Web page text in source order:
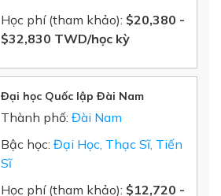
Học phí (tham khảo): $20,380 -
$32,830 TWD/học kỳ
Đại học Quốc lập Đài Nam
Thành phố: Đài Nam
Bậc học: Đại Học, Thạc Sĩ, Tiến
Sĩ
Học phí (tham khảo): $12,720 -